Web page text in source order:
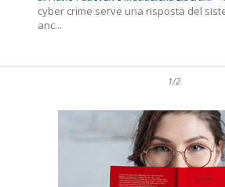
cyber crime serve una risposta del
anc...
1/2